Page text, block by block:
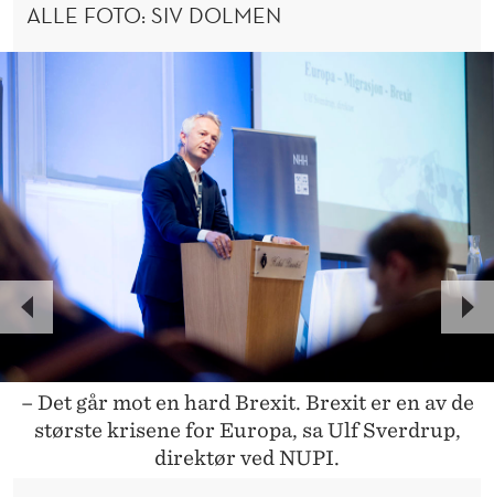
ALLE FOTO: SIV DOLMEN
P
R
E
– Det går mot en hard Brexit. Brexit er en av de
største krisene for Europa, sa Ulf Sverdrup,
direktør ved NUPI.
N
E
X